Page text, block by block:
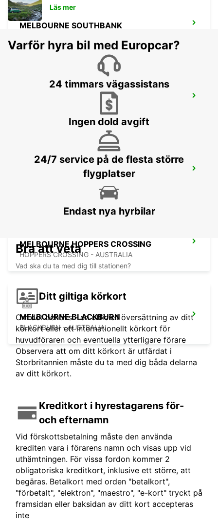
MELBOURNE SOUTHBANK
MELBOURNE THOMASTOWN
THOMASTOWN - AUSTRALIA
MELBOURNE ALBERT PARK
ALBERT PARK - AUSTRALIA
MELBOURNE HOPPERS CROSSING
HOPPERS CROSSING - AUSTRALIA
MELBOURNE BLACKBURN
BLACKBURN - AUSTRALIA
Läs mer
Varför hyra bil med Europcar?
24 timmars vägassistans
Ingen dold avgift
24/7 service på de flesta större
flygplatser
Endast nya hyrbilar
Bra att veta
Vad ska du ta med dig till stationen?
Ditt giltiga körkort
Om det behövs - en officiell översättning av ditt
körkort eller ett internationellt körkort för
huvudföraren och eventuella ytterligare förare
Observera att om ditt körkort är utfärdat i
Storbritannien måste du ta med dig båda delarna
av ditt körkort.
Kreditkort i hyrestagarens för-
och efternamn
Vid förskottsbetalning måste den använda
krediten vara i förarens namn och visas upp vid
uthämtningen. För vissa fordon kommer 2
obligatoriska kreditkort, inklusive ett större, att
begäras. Betalkort med orden "betalkort",
"förbetalt", "elektron", "maestro", "e-kort" tryckt på
framsidan eller baksidan av ditt kort accepteras
inte